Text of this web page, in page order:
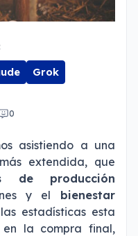
Grok
0
asistiendo a una
extendida, que
de producción
y el bienestar
estadísticas esta
la compra final,